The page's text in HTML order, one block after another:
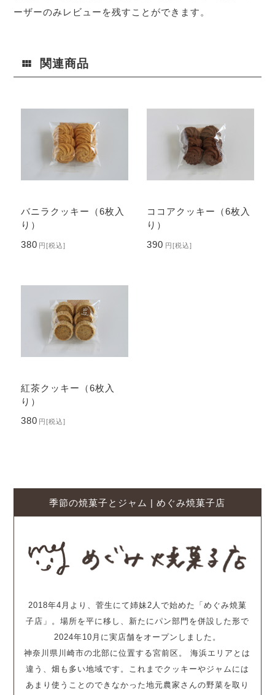
ーザーのみレビューを残すことができます。
関連商品
バニラクッキー（6枚入
り）
380 円[税込]
ココアクッキー（6枚入
り）
390 円[税込]
紅茶クッキー（6枚入
り）
380 円[税込]
季節の焼菓子とジャム | めぐみ焼菓子店
2018年4月より、菅生にて姉妹2人で始めた「めぐみ焼菓
子店」。場所を平に移し、新たにパン部門を併設した形で
2024年10月に実店舗をオープンしました。
神奈川県川崎市の北部に位置する宮前区。 海浜エリアとは
違う、畑も多い地域です。これまでクッキーやジャムには
あまり使うことのできなかった地元農家さんの野菜を取り